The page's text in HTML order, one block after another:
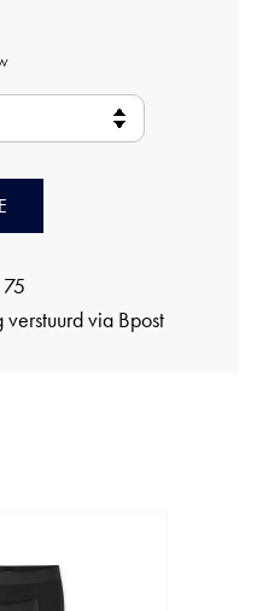
via Bpost